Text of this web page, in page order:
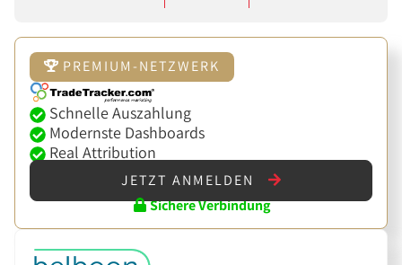
PREMIUM-NETZWERK
Schnelle Auszahlung
Modernste Dashboards
Real Attribution
JETZT ANMELDEN
Sichere Verbindung